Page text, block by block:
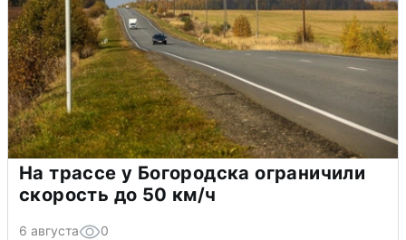
На трассе у Богородска ограничили
скорость до 50 км/ч
6 августа 0